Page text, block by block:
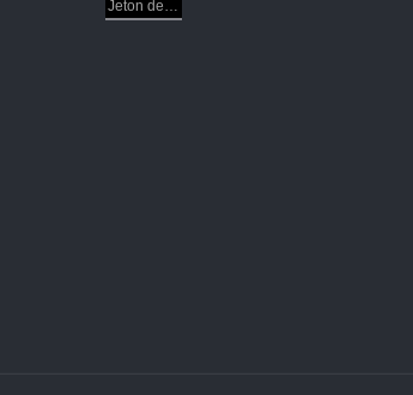
Jeton de l'au-delà